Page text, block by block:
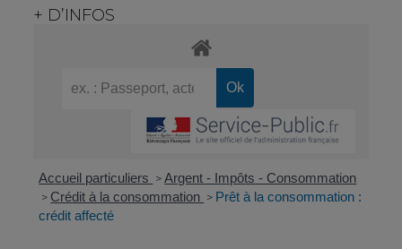
+ D’INFOS
Accueil particuliers > Argent - Impôts - Consommation
> Crédit à la consommation > Prêt à la consommation :
crédit affecté